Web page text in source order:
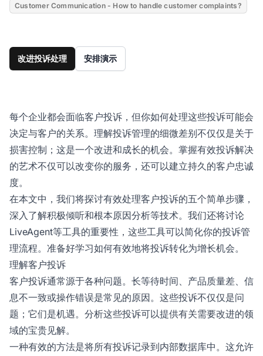
Customer Communication - How to handle customer complaints?
改进投诉处理 安排演示
每个企业都会面临客户投诉，但你如何处理这些投诉可能会
决定与客户的关系。理解投诉管理的细微差别不仅仅是关于
损害控制；这是一个改进和成长的机会。掌握有效投诉解决
的艺术不仅可以改变你的服务，还可以建立持久的客户忠诚
度。
在本文中，我们将探讨有效处理客户投诉的五个简单步骤，
深入了解积极倾听和根本原因分析等技术。我们还将讨论
LiveAgent等工具的重要性，这些工具可以简化你的投诉管
理流程。准备好学习如何有效地将投诉转化为增长机会。
理解客户投诉
客户投诉通常源于各种问题。长等待时间、产品质量差、信
息不一致或操作错误是常见的原因。这些投诉不仅仅是问
题；它们是机遇。分析这些投诉可以提供有关需要改进的领
域的宝贵见解。
一种有效的方法是将所有投诉记录到内部数据库中。这允许